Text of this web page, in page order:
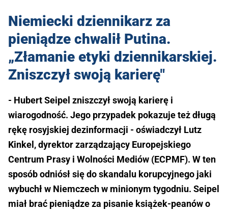
Niemiecki dziennikarz za
pieniądze chwalił Putina.
„Złamanie etyki dziennikarskiej.
Zniszczył swoją karierę"
- Hubert Seipel zniszczył swoją karierę i
wiarogodność. Jego przypadek pokazuje też długą
rękę rosyjskiej dezinformacji - oświadczył Lutz
Kinkel, dyrektor zarządzający Europejskiego
Centrum Prasy i Wolności Mediów (ECPMF). W ten
sposób odniósł się do skandalu korupcyjnego jaki
wybuchł w Niemczech w minionym tygodniu. Seipel
miał brać pieniądze za pisanie książek-peanów o